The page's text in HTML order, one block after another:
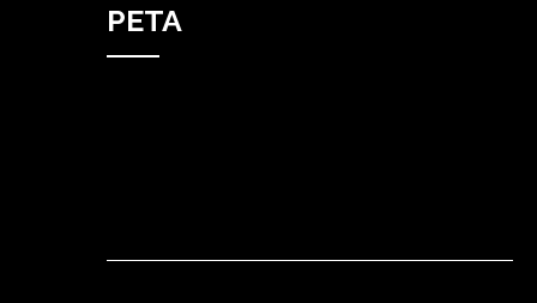
PETA